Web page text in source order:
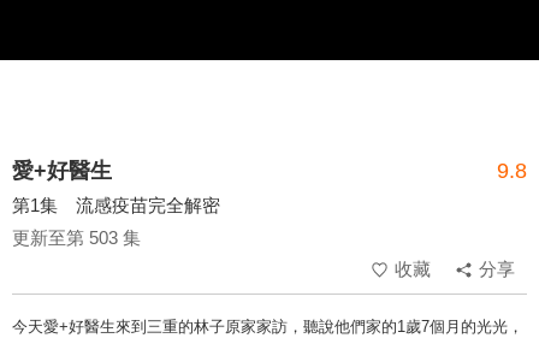
愛+好醫生 9.8
第1集 流感疫苗完全解密
更新至第 503 集
收藏
分享
今天愛+好醫生來到三重的林子原家家訪，聽說他們家的1歲7個月的光光，